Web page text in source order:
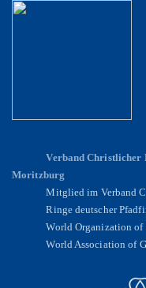
Verband Christlicher
Moritzburg
Mitglied im Verband
Ringe deutscher
World Organization of
World Association of Girl